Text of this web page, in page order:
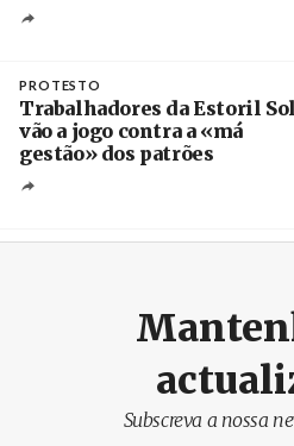
PROTESTO
Trabalhadores da Estoril Sol
vão a jogo contra a «má
gestão» dos patrões
Subscreva a nossa